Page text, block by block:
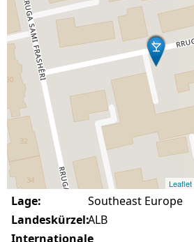
Leaflet
Lage:
Southeast Europe
Landeskürzel:ALB
Internationale